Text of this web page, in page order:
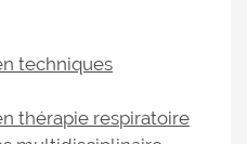
techniques
thérapie respiratoire